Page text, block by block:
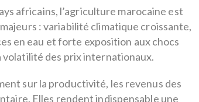
africains, l’agriculture marocaine est
: variabilité climatique croissante,
en eau et forte exposition aux chocs
des prix internationaux.
sur la productivité, les revenus des
Elles rendent indispensable une